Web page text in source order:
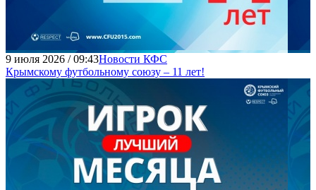
9 июля 2026 / 09:43Новости КФС
Крымскому футбольному союзу – 11 лет!